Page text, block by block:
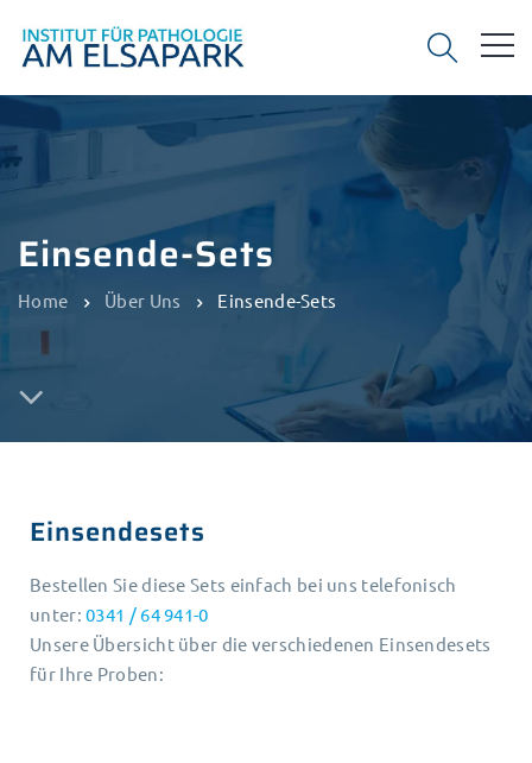
Einsende-Sets
Home Über Uns Einsende-Sets
Einsendesets
Bestellen Sie diese Sets einfach bei uns telefonisch
unter:0341 / 64 941-0
Unsere Übersicht über die verschiedenen Einsendesets
für Ihre Proben: